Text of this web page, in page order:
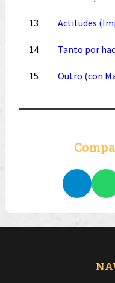
13 Actitudes
14 Tanto por
15 Outro (con